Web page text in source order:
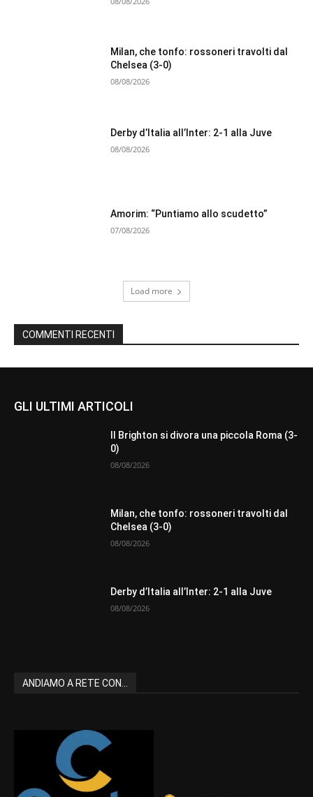
Milan, che tonfo: rossoneri travolti dal
Chelsea (3-0)
08/08/2026
Derby d’Italia all’Inter: 2-1 alla Juve
08/08/2026
Amorim: “Puntiamo allo scudetto”
07/08/2026
Load more
COMMENTI RECENTI
GLI ULTIMI ARTICOLI
Il Brighton si divora una piccola Roma (3-
0)
08/08/2026
Milan, che tonfo: rossoneri travolti dal
Chelsea (3-0)
08/08/2026
Derby d’Italia all’Inter: 2-1 alla Juve
08/08/2026
ANDIAMO A RETE CON...